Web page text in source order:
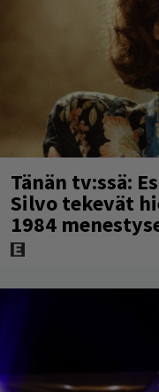
Tänän tv:ssä:
Silvo tekevät
1984